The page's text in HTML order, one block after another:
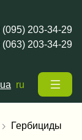
(095) 203-34-29
(063) 203-34-29
ua ru
Гербициды